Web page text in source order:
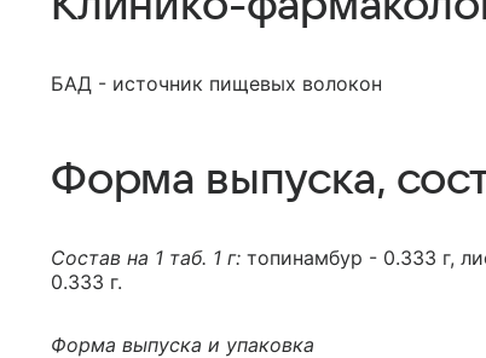
БАД - источник пищевых волокон
Форма выпуска,
Состав на 1 таб. 1 г: топинамбур - 0.333 г,
0.333 г.
Форма выпуска и упаковка